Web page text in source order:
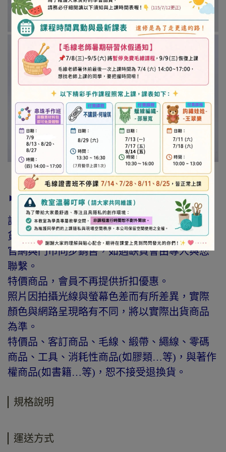
► 注意事項
訂購前請詳閱「線上訂購流程說明」及「退換
貨需知」，謝謝。
官網與門市同步銷售，如遇缺貨會由專人與您
聯繫。
特價商品，會員不再提供折扣優惠。
照片因拍攝光線與螢幕色差而有所差異，實際
顏色與網路呈現略有不同，將以實際出貨商品
為準。
特價品、客訂商品、毛線、緞帶、繩線、零碼
商品、工具、消耗性商品(如膠類…等)，與著作
權商品(如書籍…等)，恕不接受退換貨。
規格說明
運送方式